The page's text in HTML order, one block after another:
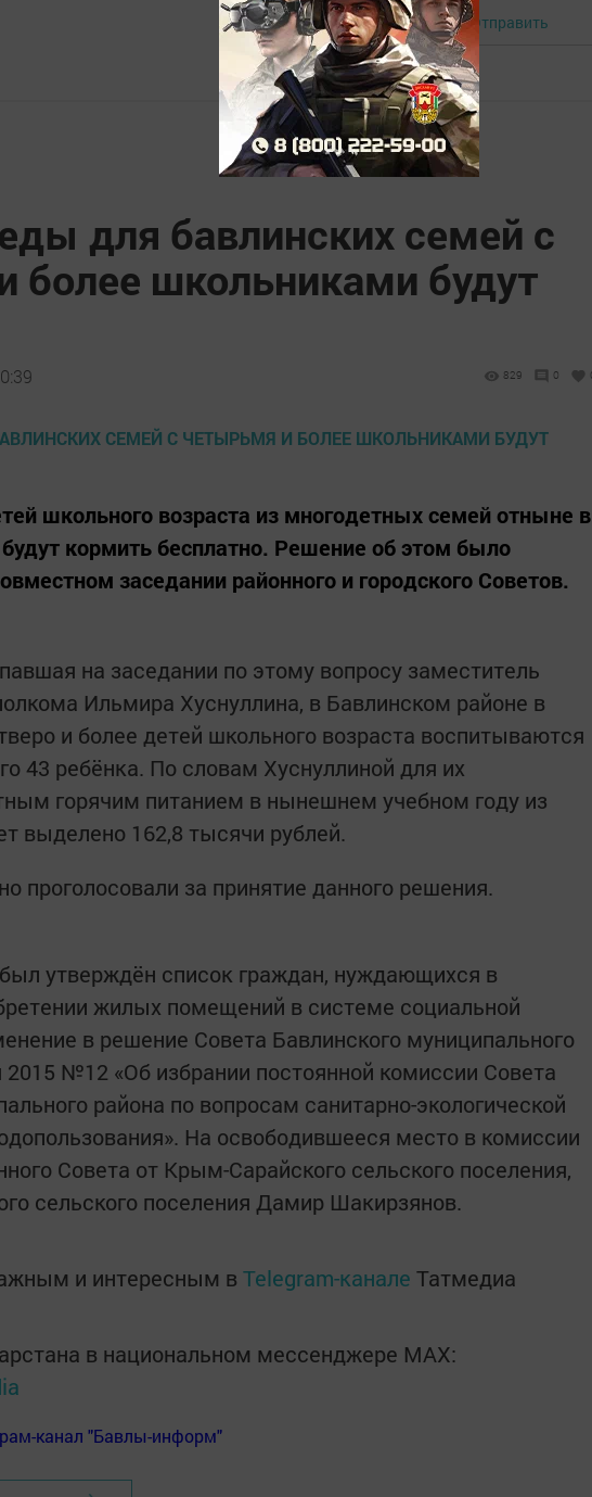
Авторизоваться Отправить
для бавлинских семей с
более школьниками будут
829 0
школьного возраста из многодетных семей отныне в
кормить бесплатно. Решение об этом было
заседании районного и городского Советов.
на заседании по этому вопросу заместитель
Ильмира Хуснуллина, в Бавлинском районе в
и более детей школьного возраста воспитываются
43 ребёнка. По словам Хуснуллиной для их
горячим питанием в нынешнем учебном году из
выделено 162,8 тысячи рублей.
проголосовали за принятие данного решения.
утверждён список граждан, нуждающихся в
жилых помещений в системе социальной
в решение Совета Бавлинского муниципального
2015 №12 «Об избрании постоянной комиссии Совета
района по вопросам санитарно-экологической
На освободившееся место в комиссии
Совета от Крым-Сарайского сельского поселения,
сельского поселения Дамир Шакирзянов.
и интересным в Telegram-канале Татмедиа
в национальном мессенджере MАХ:
канал "Бавлы-информ"